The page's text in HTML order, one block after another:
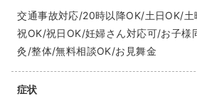
交通事故対応/20時以降OK/土日OK/
祝OK/祝日OK/妊婦さん対応可/お子様
灸/整体/無料相談OK/お見舞金
症状